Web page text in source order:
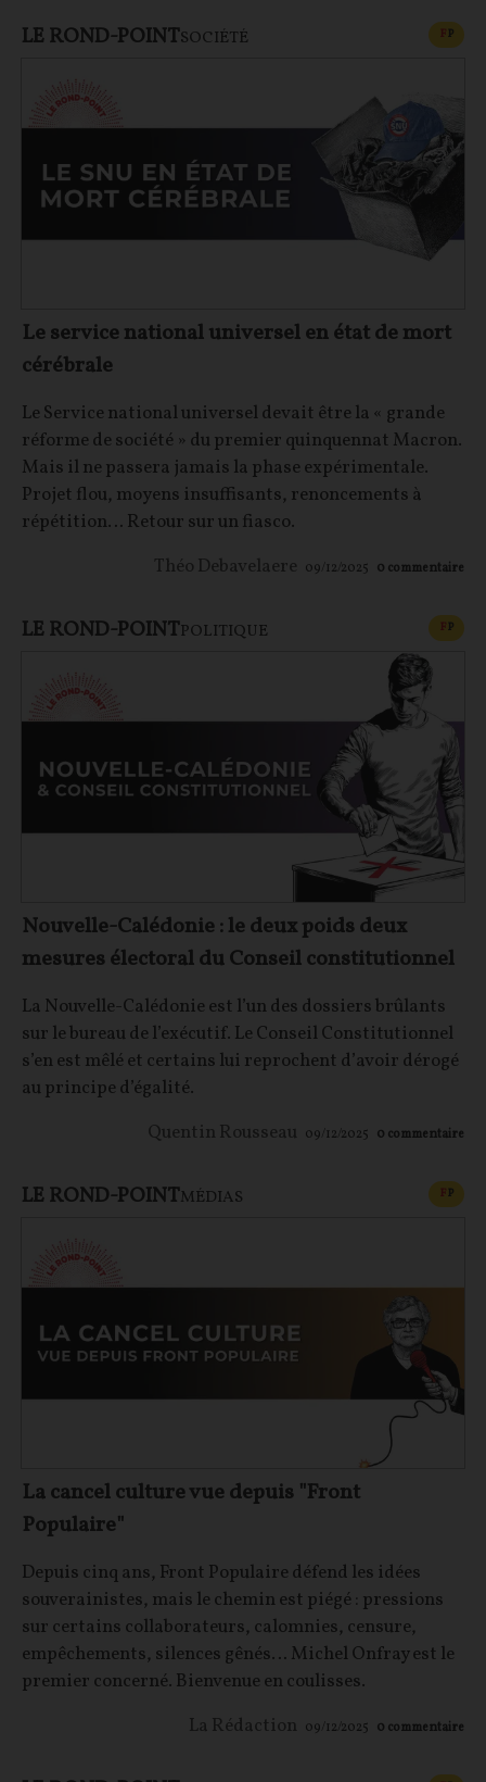
LE ROND-POINTSOCIÉTÉ FP
Le service national universel en état de mort
cérébrale
Le Service national universel devait être la « grande
réforme de société » du premier quinquennat Macron.
Mais il ne passera jamais la phase expérimentale.
Projet flou, moyens insuffisants, renoncements à
répétition… Retour sur un fiasco.
Théo Debavelaere 09/12/2025 0 commentaire
LE ROND-POINTPOLITIQUE FP
Nouvelle-Calédonie : le deux poids deux
mesures électoral du Conseil constitutionnel
La Nouvelle-Calédonie est l’un des dossiers brûlants
sur le bureau de l’exécutif. Le Conseil Constitutionnel
s’en est mêlé et certains lui reprochent d’avoir dérogé
au principe d’égalité.
Quentin Rousseau 09/12/2025 0 commentaire
LE ROND-POINTMÉDIAS FP
La cancel culture vue depuis "Front
Populaire"
Depuis cinq ans, Front Populaire défend les idées
souverainistes, mais le chemin est piégé : pressions
sur certains collaborateurs, calomnies, censure,
empêchements, silences gênés… Michel Onfray est le
premier concerné. Bienvenue en coulisses.
La Rédaction 09/12/2025 0 commentaire